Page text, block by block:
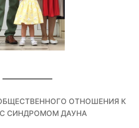
ОТНОШЕНИЯ К
СИНДРОМОМ ДАУНА